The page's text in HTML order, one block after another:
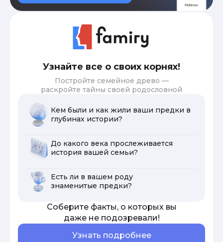
Узнайте все о своих корнях!
Постройте семейное древо —
раскройте тайны своей родословной
Кем были и как жили ваши предки в
глубинах истории?
До какого века прослеживается
история вашей семьи?
Есть ли в вашем роду
знаменитые предки?
Соберите факты, о которых вы
даже не подозревали!
Узнать подробнее